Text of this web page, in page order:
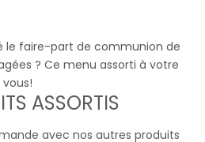
le faire-part de communion de
? Ce menu assorti à votre
ASSORTIS
avec nos autres produits